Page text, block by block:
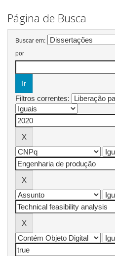
Página de Busca
Buscar em:
por
Filtros correntes: